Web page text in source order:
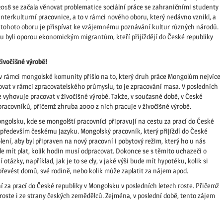
se začala věnovat problematice sociální práce se zahraničními studenty
pracovnice, a to v rámci nového oboru, který nedávno vznikl, a
oboru je přispívat ke vzájemnému poznávání kultur různých národů.
byli oporou ekonomickým migrantům, kteří přijíždějí do České republiky
výrobě!
rámci mongolské komunity přišlo na to, který druh práce Mongolům nejvíce
v rámci zpracovatelského průmyslu, to je zpracování masa. V posledních
pracovat v živočišné výrobě. Takže, v současné době, v České
přičemž zhruba 2000 z nich pracuje v živočišné výrobě.
kde se mongolští pracovníci připravují na cestu za prací do České
českému jazyku. Mongolský pracovník, který přijíždí do České
aby byl připraven na nový pracovní i pobytový režim, který ho u nás
mít plat, kolik hodin musí odpracovat. Dokonce se s těmito uchazeči o
například, jak je to se cly, v jaké výši bude mít hypotéku, kolik si
domů, své rodině, nebo kolik může zaplatit za nájem apod.
za prací do České republiky v Mongolsku v posledních letech roste. Přičemž
i ze strany českých zemědělců. Zejména, v poslední době, tento zájem